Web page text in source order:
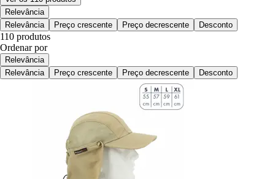
Relevância
Relevância
Preço crescente Preço decrescente Desconto
110 produtos
Ordenar por
Relevância
Relevância
Preço crescente Preço decrescente Desconto